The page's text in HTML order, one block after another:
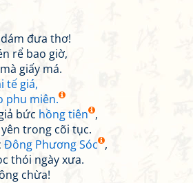
đưa thơ!
rể bao giờ,
giấy má.
tế giá,
phu miên.
bức hồng tiên ,
trong cõi tục.
Đông Phương Sóc ,
thói ngày xưa.
chừa!